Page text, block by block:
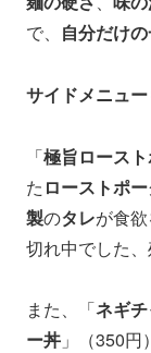
で、 自分だけ
サイドメニュー
「極旨ロース
た ローストポー
製のタレが食
切れ中でした、
また、「ネギ
ー丼 」（350